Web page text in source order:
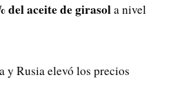
del aceite de girasola nivel